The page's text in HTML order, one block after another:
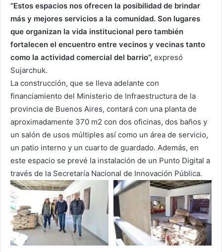
“Estos espacios nos ofrecen la posibilidad de brindar
más y mejores servicios a la comunidad. Son lugares
que organizan la vida institucional pero también
fortalecen el encuentro entre vecinos y vecinas tanto
como la actividad comercial del barrio”, expresó
Sujarchuk.
La construcción, que se lleva adelante con
financiamiento del Ministerio de Infraestructura de la
provincia de Buenos Aires, contará con una planta de
aproximadamente 370 m2 con dos oficinas, dos baños y
un salón de usos múltiples así como un área de servicio,
un patio interno y un cuarto de guardado. Además, en
este espacio se prevé la instalación de un Punto Digital a
través de la Secretaría Nacional de Innovación Pública.